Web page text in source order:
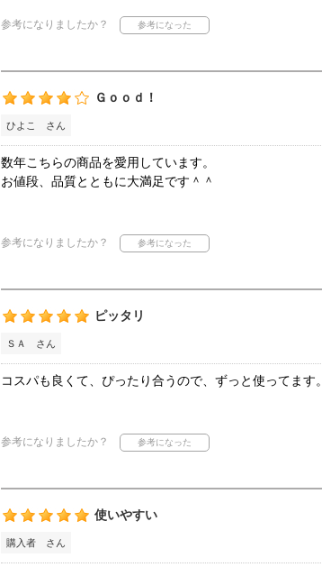
参考になりましたか？
Ｇｏｏｄ！
ひよこ さん
数年こちらの商品を愛用しています。
お値段、品質とともに大満足です＾＾
参考になりましたか？
ピッタリ
ＳＡ さん
コスパも良くて、ぴったり合うので、ずっと使ってます。
参考になりましたか？
使いやすい
購入者 さん